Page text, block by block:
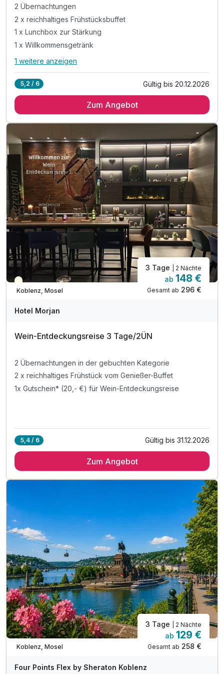
2 Übernachtungen
2 x reichhaltiges Frühstücksbuffet
1 x Lunchbox zur Stärkung
1 x Willkommensgetränk
Alle Inklusivleistungen
2 x reichhaltiges Frühstücksbuffet
1 x kleiner, genüsslicher Obstkorb
1 weitere anzeigen
5,2 / 6 Gültig bis 20.12.2026
Zum Angebot
Teilweise ausgelastet
Koblenz, Mosel
3 Tage | 2 Nächte
ab 148 €
Gesamt ab 296 €
Hotel Morjan
Wein-Entdeckungsreise 3 Tage/2ÜN
2 Übernachtungen in der gebuchten Kategorie
2 x reichhaltiges Frühstück vom Genießer-Buffet
1x Gutschein* (20,- €) für Wein-Entdeckungsreise
5,4 / 6 Gültig bis 31.12.2026
Zum Angebot
Koblenz, Mosel
3 Tage | 2 Nächte
ab 129 €
Gesamt ab 258 €
Four Points Flex by Sheraton Koblenz